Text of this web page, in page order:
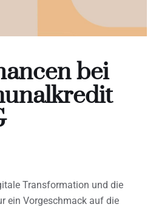
bei
Transformation und die
ein Vorgeschmack auf die